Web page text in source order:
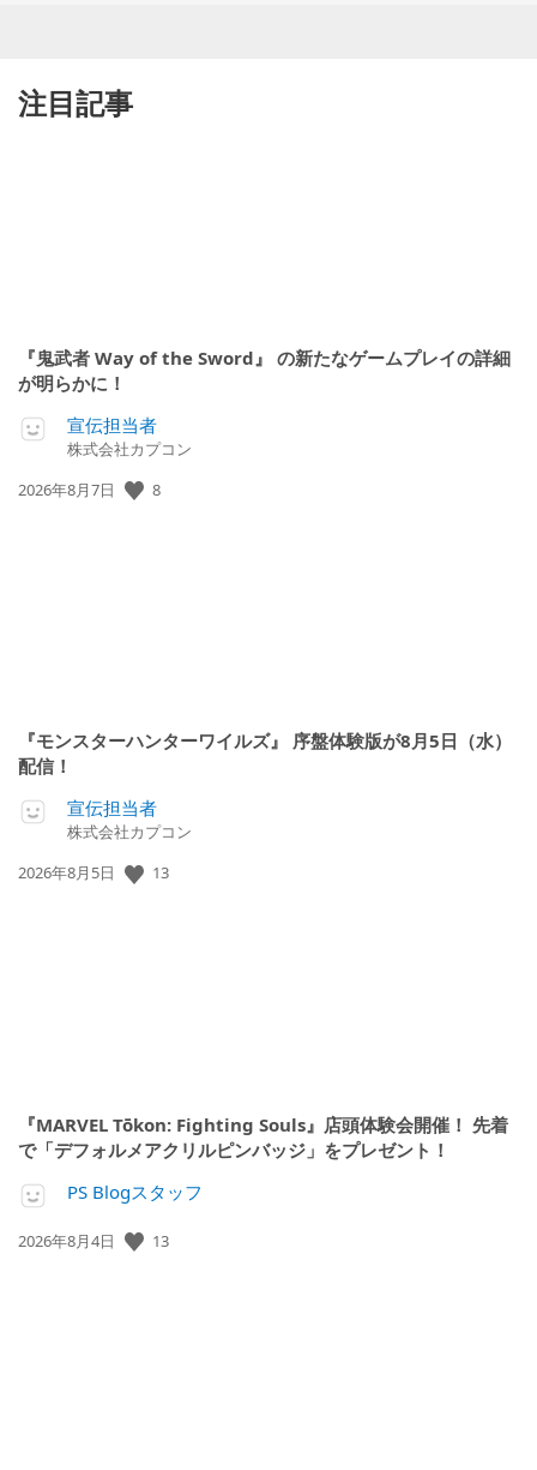
注目記事
『鬼武者 Way of the Sword』 の新たなゲームプレイの詳細
が明らかに！
宣伝担当者
株式会社カプコン
公
2026年8月7日 8
『モンスターハンターワイルズ』 序盤体験版が8月5日（水）
配信！
宣伝担当者
株式会社カプコン
公
2026年8月5日 13
『MARVEL Tōkon: Fighting Souls』店頭体験会開催！ 先着
で「デフォルメアクリルピンバッジ」をプレゼント！
PS Blogスタッフ
公
2026年8月4日 13